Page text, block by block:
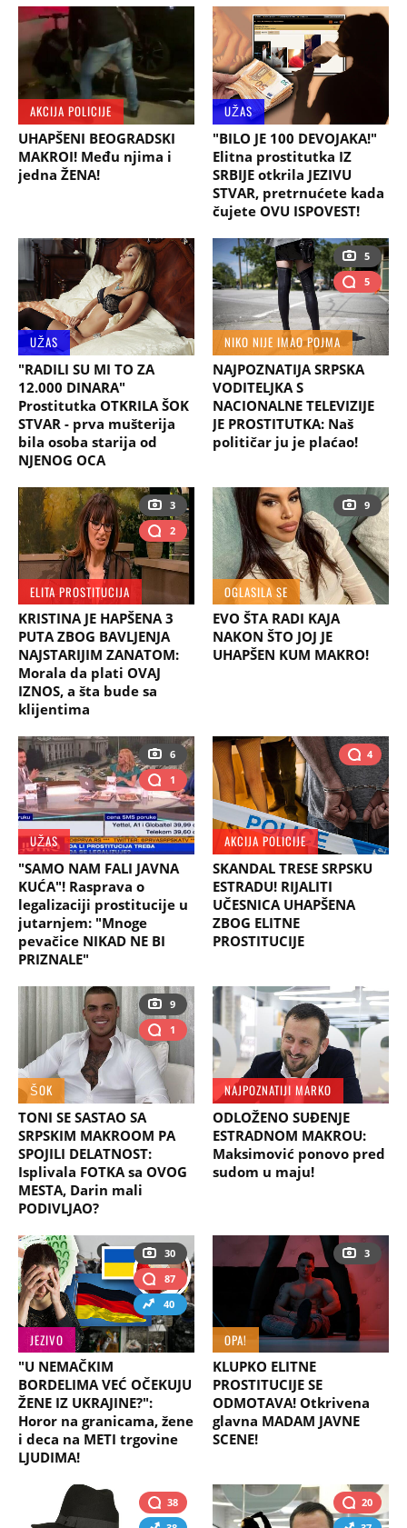
AKCIJA POLICIJE
UHAPŠENI BEOGRADSKI
MAKROI! Među njima i
jedna ŽENA!
UŽAS
"BILO JE 100 DEVOJAKA!"
Elitna prostitutka IZ
SRBIJE otkrila JEZIVU
STVAR, pretrnućete kada
čujete OVU ISPOVEST!
UŽAS
"RADILI SU MI TO ZA
12.000 DINARA"
Prostitutka OTKRILA ŠOK
STVAR - prva mušterija
bila osoba starija od
NJENOG OCA
5
5
NIKO NIJE IMAO POJMA
NAJPOZNATIJA SRPSKA
VODITELJKA S
NACIONALNE TELEVIZIJE
JE PROSTITUTKA: Naš
političar ju je plaćao!
3
2
ELITA PROSTITUCIJA
KRISTINA JE HAPŠENA 3
PUTA ZBOG BAVLJENJA
NAJSTARIJIM ZANATOM:
Morala da plati OVAJ
IZNOS, a šta bude sa
klijentima
9
OGLASILA SE
EVO ŠTA RADI KAJA
NAKON ŠTO JOJ JE
UHAPŠEN KUM MAKRO!
6
1
UŽAS
"SAMO NAM FALI JAVNA
KUĆA"! Rasprava o
legalizaciji prostitucije u
jutarnjem: "Mnoge
pevačice NIKAD NE BI
PRIZNALE"
4
AKCIJA POLICIJE
SKANDAL TRESE SRPSKU
ESTRADU! RIJALITI
UČESNICA UHAPŠENA
ZBOG ELITNE
PROSTITUCIJE
9
1
ŠOK
TONI SE SASTAO SA
SRPSKIM MAKROOM PA
SPOJILI DELATNOST:
Isplivala FOTKA sa OVOG
MESTA, Darin mali
PODIVLJAO?
NAJPOZNATIJI MARKO
ODLOŽENO SUĐENJE
ESTRADNOM MAKROU:
Maksimović ponovo pred
sudom u maju!
30
87
40
JEZIVO
"U NEMAČKIM
BORDELIMA VEĆ OČEKUJU
ŽENE IZ UKRAJINE?":
Horor na granicama, žene
i deca na METI trgovine
LJUDIMA!
3
OPA!
KLUPKO ELITNE
PROSTITUCIJE SE
ODMOTAVA! Otkrivena
glavna MADAM JAVNE
SCENE!
38
20